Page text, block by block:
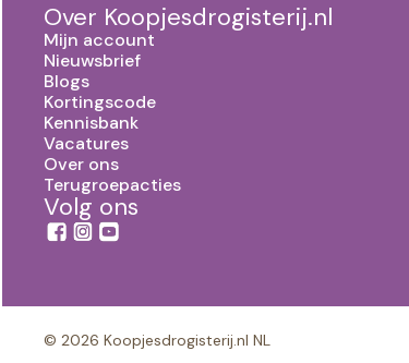
Over Koopjesdrogisterij.nl
Mijn account
Nieuwsbrief
Blogs
Kortingscode
Kennisbank
Vacatures
Over ons
Terugroepacties
Volg ons
© 2026 Koopjesdrogisterij.nl NL